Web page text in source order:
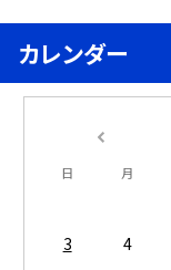
カレンダー
日 月
3
4